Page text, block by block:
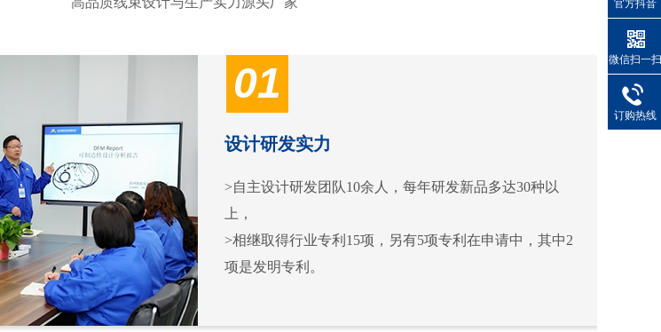
01
设计研发实力
>自主设计研发团队10余人，每年研发新品多达30种以
上，
>相继取得行业专利15项，另有5项专利在申请中，其中2
项是发明专利。
官方抖音
微信扫一扫
订购热线